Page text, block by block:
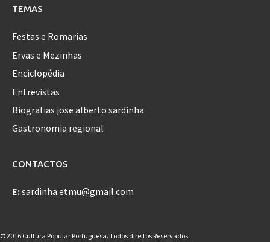
TEMAS
Festas e Romarias
Ervas e Mezinhas
Enciclopédia
Entrevistas
Biografias jose alberto sardinha
Gastronomia regional
CONTACTOS
E:sardinha.etmu@gmail.com
© 2016 Cultura Popular Portuguesa. Todos direitos Reservados.